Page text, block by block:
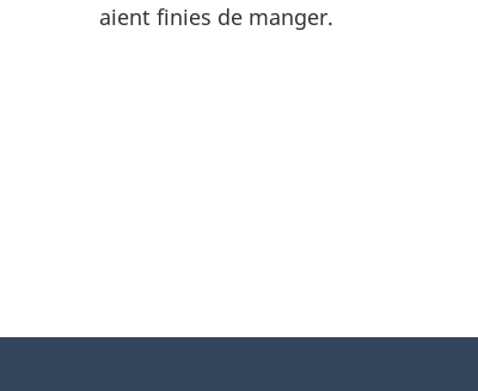
aient finies de manger.